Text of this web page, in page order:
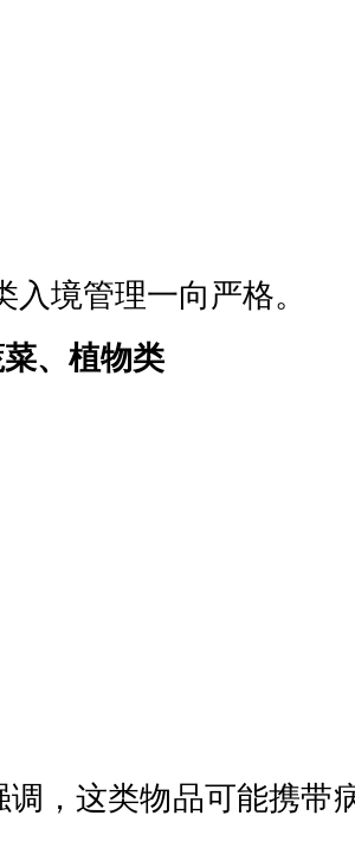
入境管理一向严格。
、植物类
调，这类物品可能携带